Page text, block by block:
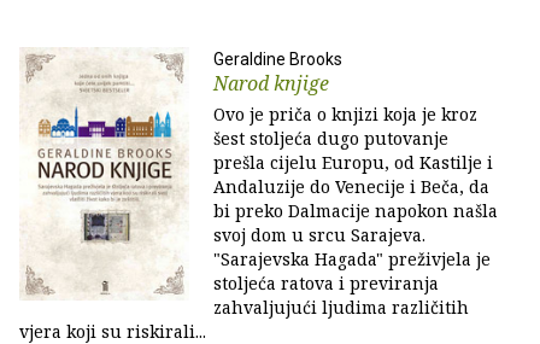
Geraldine Brooks
Narod knjige
Ovo je priča o knjizi koja je kroz
šest stoljeća dugo putovanje
prešla cijelu Europu, od Kastilje i
Andaluzije do Venecije i Beča, da
bi preko Dalmacije napokon našla
svoj dom u srcu Sarajeva.
"Sarajevska Hagada" preživjela je
stoljeća ratova i previranja
zahvaljujući ljudima različitih
vjera koji su riskirali...